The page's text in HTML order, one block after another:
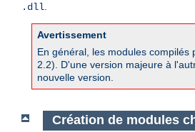
.dll.
Avertissement
En général, les modules
2.2). D'une version majeure à
nouvelle version.
Création de modules